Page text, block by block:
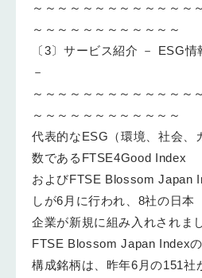
～～～～～～～～～～～～～
～～～～～～～～～～～～
〔3〕サービス紹介 － ESG
－
～～～～～～～～～～～～～
～～～～～～～～～～～～
代表的なESG（環境、社会、
数であるFTSE4Good Index
およびFTSE Blossom Japan
しが6月に行われ、8社の日本
企業が新規に組み入れされま
FTSE Blossom Japan Indexの
構成銘柄は、昨年6月の151社